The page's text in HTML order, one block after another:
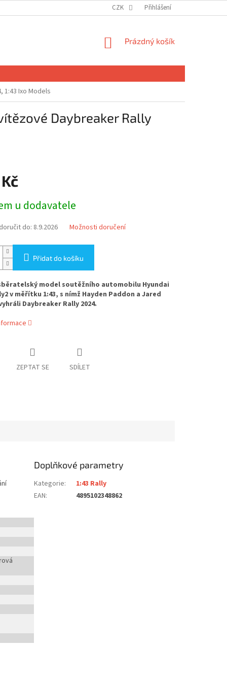
CZK Přihlášení
NÁKUPNÍ
Prázdný košík
1:43 Ixo Models
Daybreaker Rally
u dodavatele
do: 8.9.2026 Možnosti doručení
Přidat do košíku
model soutěžního automobilu Hyundai
v měřítku 1:43, s nímž Hayden Paddon a Jared
Daybreaker Rally 2024.
ZEPTAT SE SDÍLET
Doplňkové parametry
Kategorie:
1:43 Rally
EAN: 4895102348862